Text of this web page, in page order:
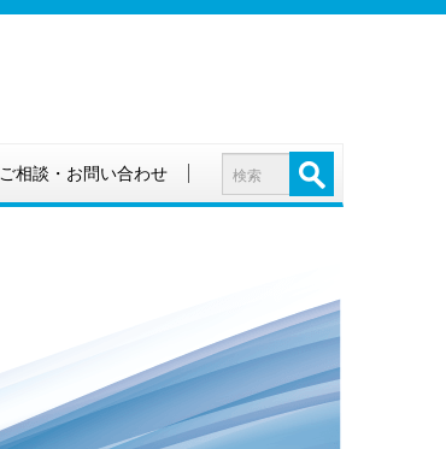
ご相談・お問い合わせ